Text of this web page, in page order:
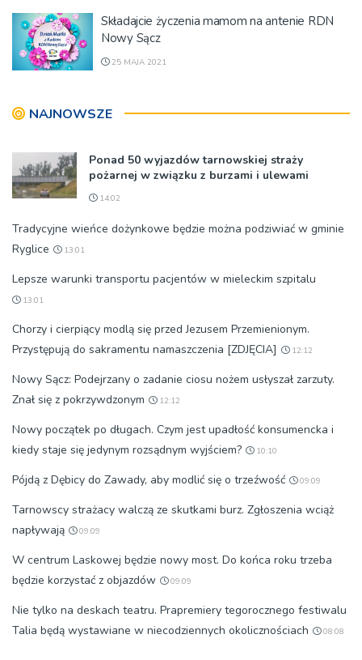
Składajcie życzenia mamom na antenie RDN
Nowy Sącz
25 MAJA 2021
NAJNOWSZE
Ponad 50 wyjazdów tarnowskiej straży
pożarnej w związku z burzami i ulewami
14:02
Tradycyjne wieńce dożynkowe będzie można podziwiać w gminie
Ryglice
13:01
Lepsze warunki transportu pacjentów w mieleckim szpitalu
13:01
Chorzy i cierpiący modlą się przed Jezusem Przemienionym.
Przystępują do sakramentu namaszczenia [ZDJĘCIA]
12:12
Nowy Sącz: Podejrzany o zadanie ciosu nożem usłyszał zarzuty.
Znał się z pokrzywdzonym
12:12
Nowy początek po długach. Czym jest upadłość konsumencka i
kiedy staje się jedynym rozsądnym wyjściem?
10:10
Pójdą z Dębicy do Zawady, aby modlić się o trzeźwość 09:09
Tarnowscy strażacy walczą ze skutkami burz. Zgłoszenia wciąż
napływają
09:09
W centrum Laskowej będzie nowy most. Do końca roku trzeba
będzie korzystać z objazdów
09:09
Nie tylko na deskach teatru. Prapremiery tegorocznego festiwalu
Talia będą wystawiane w niecodziennych okolicznościach
08:08